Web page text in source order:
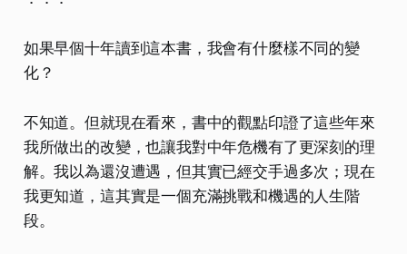
如果早個十年讀到這本書，我會有什麼樣不同的變
化？
不知道。但就現在看來，書中的觀點印證了這些年來
我所做出的改變，也讓我對中年危機有了更深刻的理
解。我以為還沒遭遇，但其實已經交手過多次；現在
我更知道，這其實是一個充滿挑戰和機遇的人生階
段。